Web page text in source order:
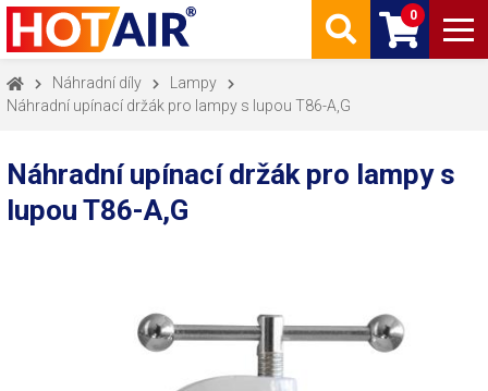
0
Náhradní díly
Lampy
Náhradní upínací držák pro lampy s lupou T86-A,G
Náhradní upínací držák pro lampy s
lupou T86-A,G